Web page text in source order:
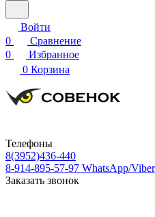
Войти
0
Сравнение
0
Избранное
0 Корзина
Телефоны
8(3952)436-440
8-914-895-57-97 WhatsApp/
Заказать звонок